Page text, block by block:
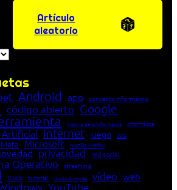
Artículo
aleatorio
Android app concepto informático
código abierto Google
historia de la Informática Informática
Artificial Internet juego lista
Meta Microsoft Mozilla Firefox
privacidad red social
Operativo streaming
truco tutorial Unión Europea vídeo web
YouTube